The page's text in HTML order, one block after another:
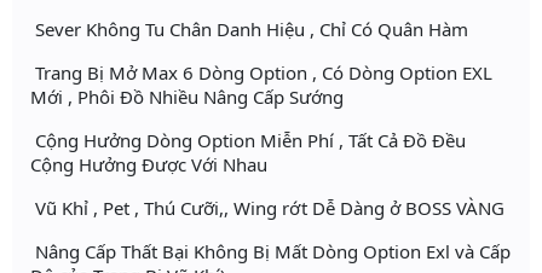
Sever Không Tu Chân Danh Hiệu , Chỉ Có Quân Hàm
Trang Bị Mở Max 6 Dòng Option , Có Dòng Option EXL
Mới , Phôi Đồ Nhiều Nâng Cấp Sướng
Cộng Hưởng Dòng Option Miễn Phí , Tất Cả Đồ Đều
Cộng Hưởng Được Với Nhau
Vũ Khỉ , Pet , Thú Cưỡi,, Wing rớt Dễ Dàng ở BOSS VÀNG
Nâng Cấp Thất Bại Không Bị Mất Dòng Option Exl và Cấp